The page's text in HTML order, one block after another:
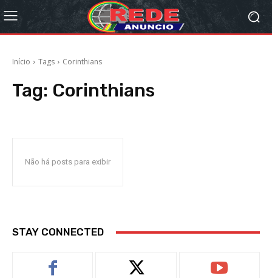
Início Tags Corinthians
Tag: Corinthians
Não há posts para exibir
STAY CONNECTED